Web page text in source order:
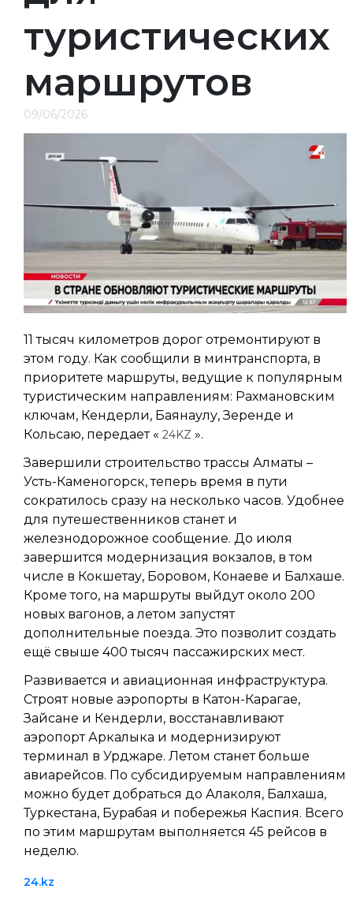
туристических
маршрутов
09/06/2026
11 тысяч километров дорог отремонтируют в
этом году. Как сообщили в минтранспорта, в
приоритете маршруты, ведущие к популярным
туристическим направлениям: Рахмановским
ключам, Кендерли, Баянаулу, Зеренде и
Кольсаю, передает « 24KZ ».
Завершили строительство трассы Алматы –
Усть-Каменогорск, теперь время в пути
сократилось сразу на несколько часов. Удобнее
для путешественников станет и
железнодорожное сообщение. До июля
завершится модернизация вокзалов, в том
числе в Кокшетау, Боровом, Конаеве и Балхаше.
Кроме того, на маршруты выйдут около 200
новых вагонов, а летом запустят
дополнительные поезда. Это позволит создать
ещё свыше 400 тысяч пассажирских мест.
Развивается и авиационная инфраструктура.
Строят новые аэропорты в Катон-Карагае,
Зайсане и Кендерли, восстанавливают
аэропорт Аркалыка и модернизируют
терминал в Урджаре. Летом станет больше
авиарейсов. По субсидируемым направлениям
можно будет добраться до Алаколя, Балхаша,
Туркестана, Бурабая и побережья Каспия. Всего
по этим маршрутам выполняется 45 рейсов в
неделю.
24.kz